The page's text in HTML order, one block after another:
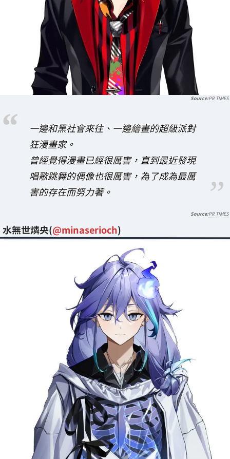
PR TIMES
一邊和黑社會來往、一邊繪畫的超級派對
狂漫畫家。
曾經覺得漫畫已經很厲害，直到最近發現
唱歌跳舞的偶像也很厲害，為了成為最厲
害的存在而努力著。
PR TIMES
水無世燐央(@minaserioch)